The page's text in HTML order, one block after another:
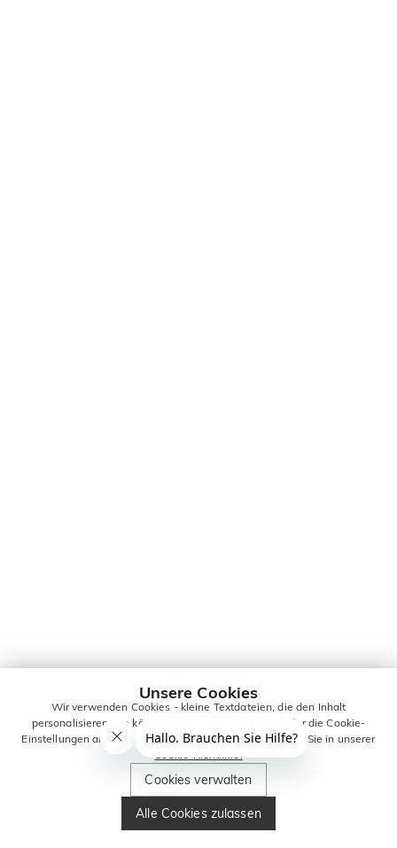
Unsere Cookies
Wir verwenden Cookies - kleine Textdateien, die den Inhalt
personalisieren. Sie können alle Cookies zulassen oder die Cookie-
Einstellungen anpassen. Weitere Informationen erhalten Sie in unserer
Cookie-Richtlinie.
Cookies verwalten
Alle Cookies zulassen